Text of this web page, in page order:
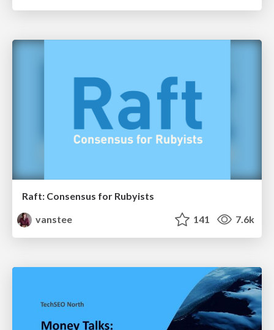
Raft: Consensus for Rubyists
vanstee
141 7.6k